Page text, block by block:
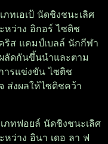
ทเอเป้ นัดชิงชนะเลิศ
หว่าง อิกอร์ ไซติช
ริส แคมป์เบลล์ นักกีฬา
ลัดกันขึ้นนำและตาม
ารแข่งขัน ไซติช
ส่งผลให้ไซติชคว้า
ภทฟอยล์ นัดชิงชนะเลิศ
ว่าง อินา เดอ ลา ฟ